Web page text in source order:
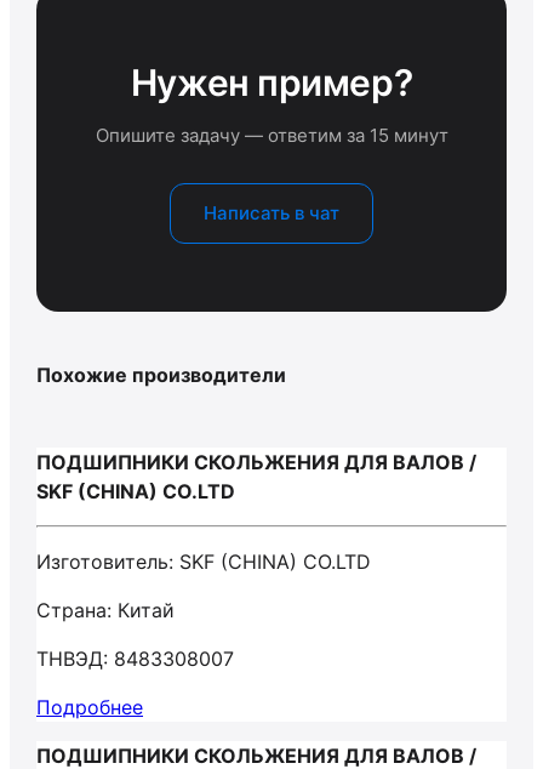
Нужен пример?
Опишите задачу — ответим за 15 минут
Написать в чат
Похожие производители
ПОДШИПНИКИ СКОЛЬЖЕНИЯ ДЛЯ ВАЛОВ /
SKF (CHINA) CO.LTD
Изготовитель: SKF (CHINA) CO.LTD
Страна: Китай
ТНВЭД: 8483308007
Подробнее
ПОДШИПНИКИ СКОЛЬЖЕНИЯ ДЛЯ ВАЛОВ /